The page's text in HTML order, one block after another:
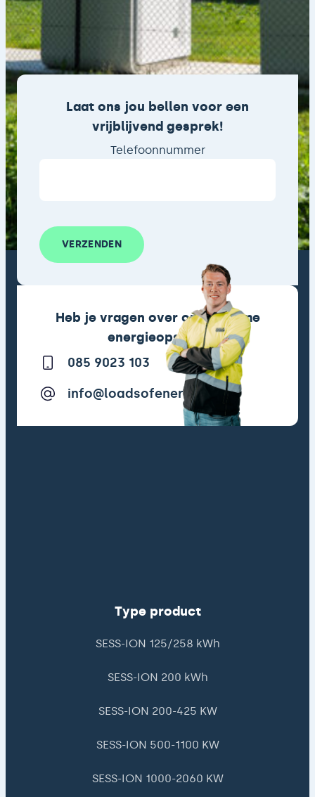
Laat ons jou bellen voor een
vrijblijvend gesprek!
Telefoonnummer
VERZENDEN
Heb je vragen over onze slimme
energieopslag?
085 9023 103
info@loadsofenergy.com
Type product
SESS-ION 125/258 kWh
SESS-ION 200 kWh
SESS-ION 200-425 KW
SESS-ION 500-1100 KW
SESS-ION 1000-2060 KW